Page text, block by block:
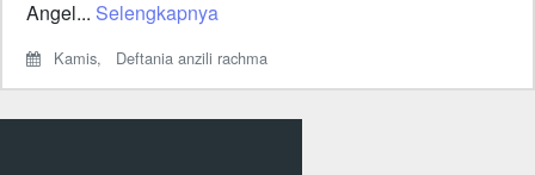
Angel... Selengkapnya
Kamis, Deftania anzili rachma